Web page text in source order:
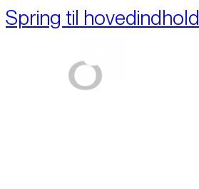
Spring til hovedindhold